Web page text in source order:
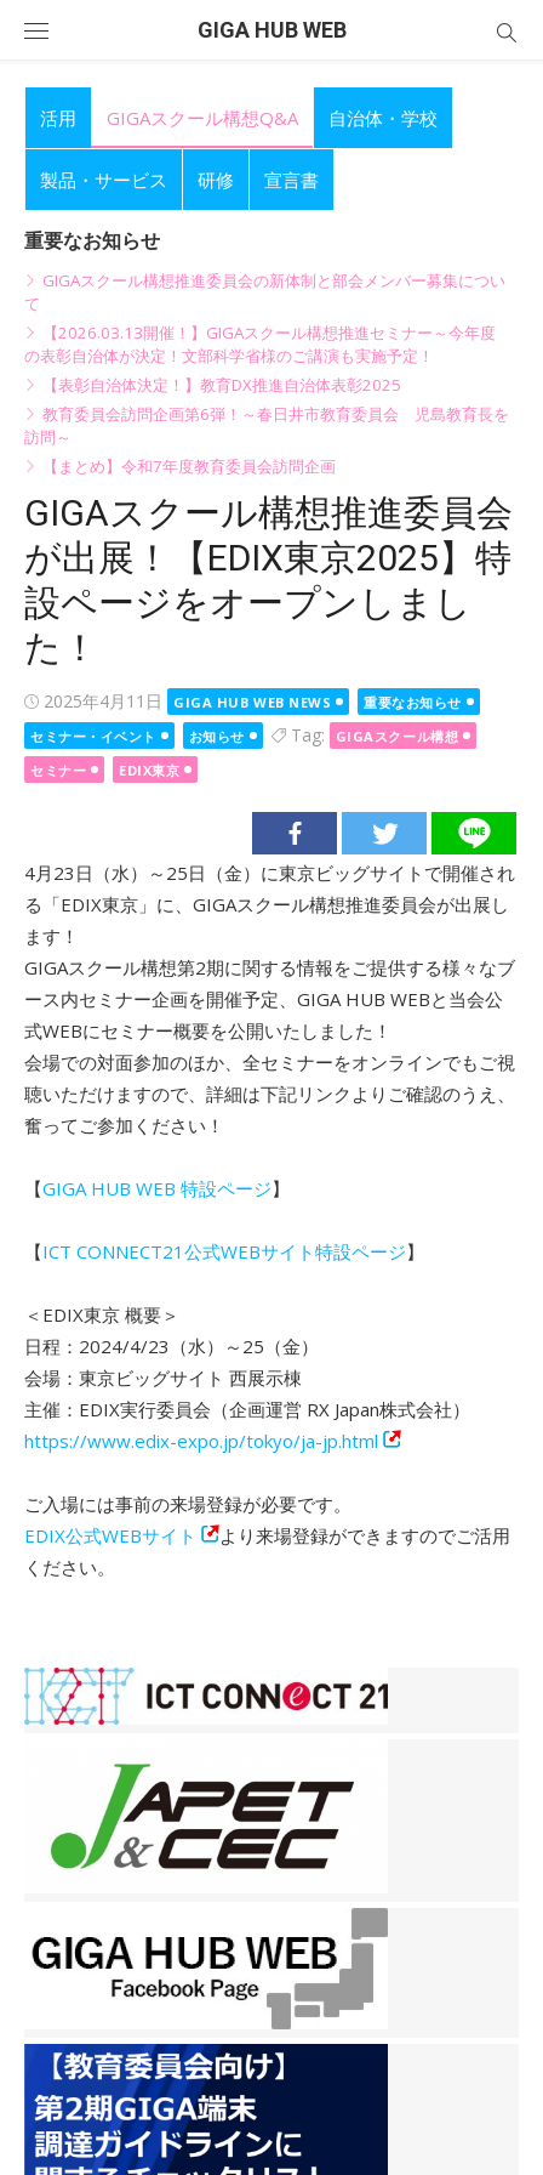
GIGA HUB WEB
活用 GIGAスクール構想Q&A 自治体・学校
製品・サービス 研修 宣言書
重要なお知らせ
GIGAスクール構想推進委員会の新体制と部会メンバー募集につい
て
【2026.03.13開催！】GIGAスクール構想推進セミナー～今年度
の表彰自治体が決定！文部科学省様のご講演も実施予定！
【表彰自治体決定！】教育DX推進自治体表彰2025
教育委員会訪問企画第6弾！～春日井市教育委員会 児島教育長を
訪問～
【まとめ】令和7年度教育委員会訪問企画
GIGAスクール構想推進委員会
が出展！【EDIX東京2025】特
設ページをオープンしまし
た！
Posted
on
2025年4月11日 GIGA HUB WEB NEWS
重要なお知らせ
セミナー・イベント
お知らせ Tag:
GIGAスクール構想
セミナー
EDIX東京
4月23日（水）～25日（金）に東京ビッグサイトで開催され
る「EDIX東京」に、GIGAスクール構想推進委員会が出展し
ます！
GIGAスクール構想第2期に関する情報をご提供する様々なブ
ース内セミナー企画を開催予定、GIGA HUB WEBと当会公
式WEBにセミナー概要を公開いたしました！
会場での対面参加のほか、全セミナーをオンラインでもご視
聴いただけますので、詳細は下記リンクよりご確認のうえ、
奮ってご参加ください！
【GIGA HUB WEB 特設ページ】
【ICT CONNECT21公式WEBサイト特設ページ】
＜EDIX東京 概要＞
日程：2024/4/23（水）～25（金）
会場：東京ビッグサイト 西展示棟
主催：EDIX実行委員会（企画運営 RX Japan株式会社）
https://www.edix-expo.jp/tokyo/ja-jp.html
ご入場には事前の来場登録が必要です。
EDIX公式WEBサイト
より来場登録ができますのでご活用
ください。